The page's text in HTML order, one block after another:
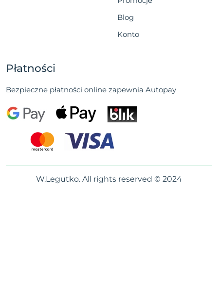
Blog
Konto
Płatności
Bezpieczne płatności online zapewnia Autopay
W.Legutko. All rights reserved © 2024